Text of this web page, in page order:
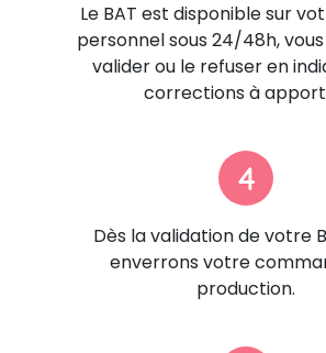
Le BAT est disponible sur
personnel sous 24/48h,
valider ou le refuser en
corrections à
4
Dès la validation de votre
enverrons votre
production.